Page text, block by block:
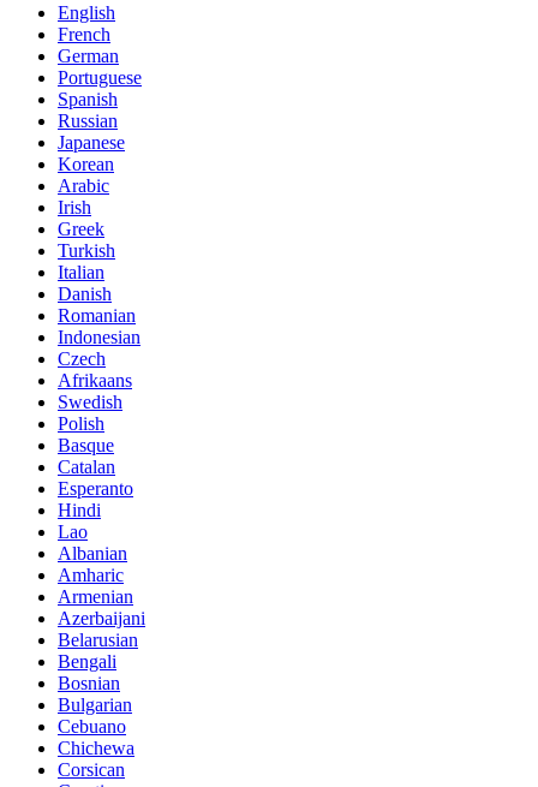
English
French
German
Portuguese
Spanish
Russian
Japanese
Korean
Arabic
Irish
Greek
Turkish
Italian
Danish
Romanian
Indonesian
Czech
Afrikaans
Swedish
Polish
Basque
Catalan
Esperanto
Hindi
Lao
Albanian
Amharic
Armenian
Azerbaijani
Belarusian
Bengali
Bosnian
Bulgarian
Cebuano
Chichewa
Corsican